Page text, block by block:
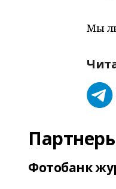
Мы
Фотобанк